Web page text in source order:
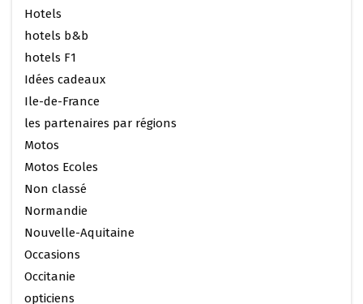
Hotels
hotels b&b
hotels F1
Idées cadeaux
Ile-de-France
les partenaires par régions
Motos
Motos Ecoles
Non classé
Normandie
Nouvelle-Aquitaine
Occasions
Occitanie
opticiens